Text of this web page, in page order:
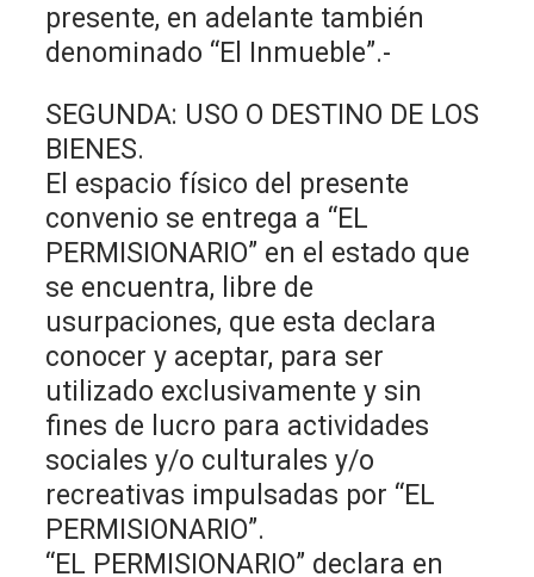
presente, en adelante también
denominado “El Inmueble”.-
SEGUNDA: USO O DESTINO DE LOS
BIENES.
El espacio físico del presente
convenio se entrega a “EL
PERMISIONARIO” en el estado que
se encuentra, libre de
usurpaciones, que esta declara
conocer y aceptar, para ser
utilizado exclusivamente y sin
fines de lucro para actividades
sociales y/o culturales y/o
recreativas impulsadas por “EL
PERMISIONARIO”.
“EL PERMISIONARIO” declara en